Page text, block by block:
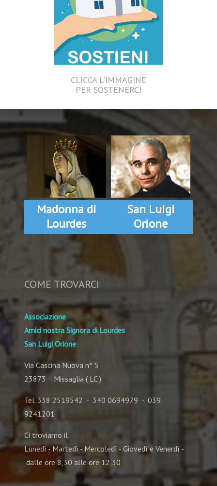
CLICCA L'IMMAGINE
PER SOSTENERCI
Madonna di
Lourdes
San Luigi
Orione
COME TROVARCI
Associazione
Amici nostra Signora di Lourdes
San Luigi Orione
Via Cascina Nuova n° 5
23873 Missaglia ( LC )
Tel. 338 2519542 - 340 0694979 - 039
9241201
Ci troviamo il:
Lunedì - Martedì - Mercoledì - Giovedì e Venerdì -
dalle ore 8,30 alle ore 12,30